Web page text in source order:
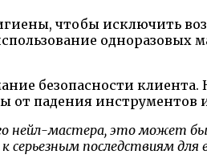
чтобы исключить
одноразовых
безопасности
от падения инструментов
нейл-мастера, это может
последствиям для